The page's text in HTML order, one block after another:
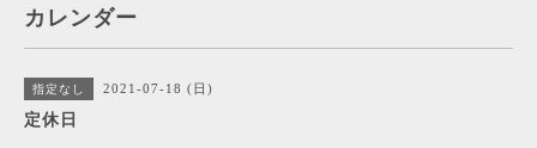
カレンダー
指定なし 2021-07-18 (日)
定休日